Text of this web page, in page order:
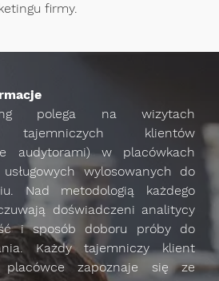
firmy.
polega na wizytach
tajemniczych klientów
audytorami) w placówkach
wylosowanych do
Nad metodologią każdego
doświadczeni analitycy
i sposób doboru próby do
Każdy tajemniczy klient
zapoznaje się ze